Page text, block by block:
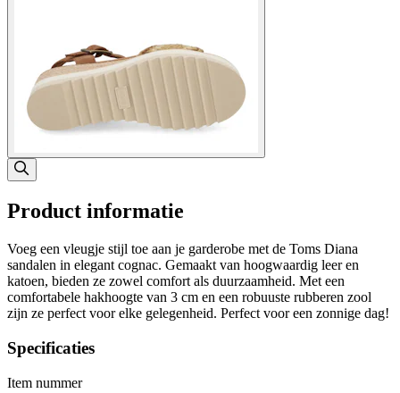
Product informatie
Voeg een vleugje stijl toe aan je garderobe met de Toms Diana
sandalen in elegant cognac. Gemaakt van hoogwaardig leer en
katoen, bieden ze zowel comfort als duurzaamheid. Met een
comfortabele hakhoogte van 3 cm en een robuuste rubberen zool
zijn ze perfect voor elke gelegenheid. Perfect voor een zonnige dag!
Specificaties
Item nummer